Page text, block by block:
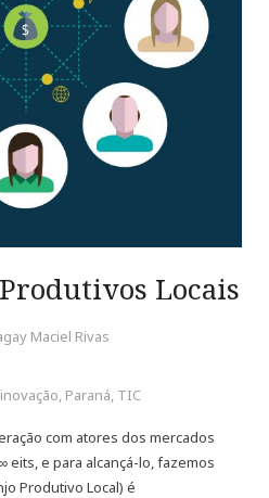
Locais
Maciel Rivas
inovação, Paraná, TIC
com atores dos mercados
eits, e para alcançá-lo, fazemos
Produtivo Local) é